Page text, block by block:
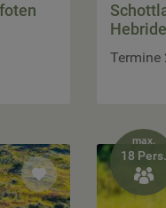
Termine
max.
18 Pers.
